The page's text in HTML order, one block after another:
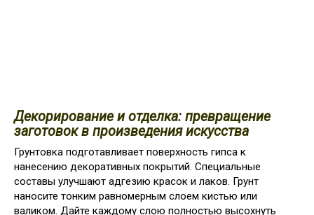
Декорирование и отделка: превращение
заготовок в произведения искусства
Грунтовка подготавливает поверхность гипса к
нанесению декоративных покрытий. Специальные
составы улучшают адгезию красок и лаков. Грунт
наносите тонким равномерным слоем кистью или
валиком. Дайте каждому слою полностью высохнуть